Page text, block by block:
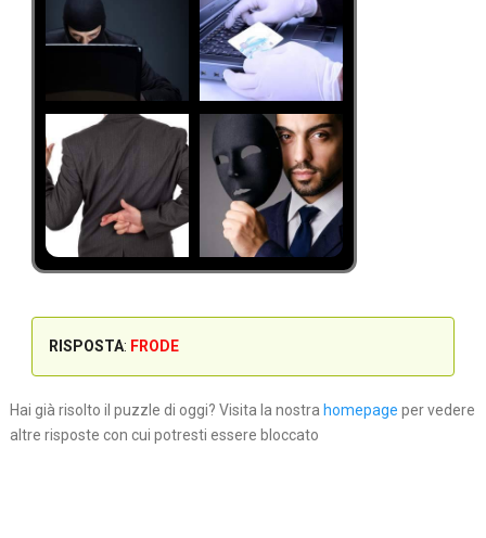
RISPOSTA: FRODE
Hai già risolto il puzzle di oggi? Visita la nostra homepage per vedere
altre risposte con cui potresti essere bloccato